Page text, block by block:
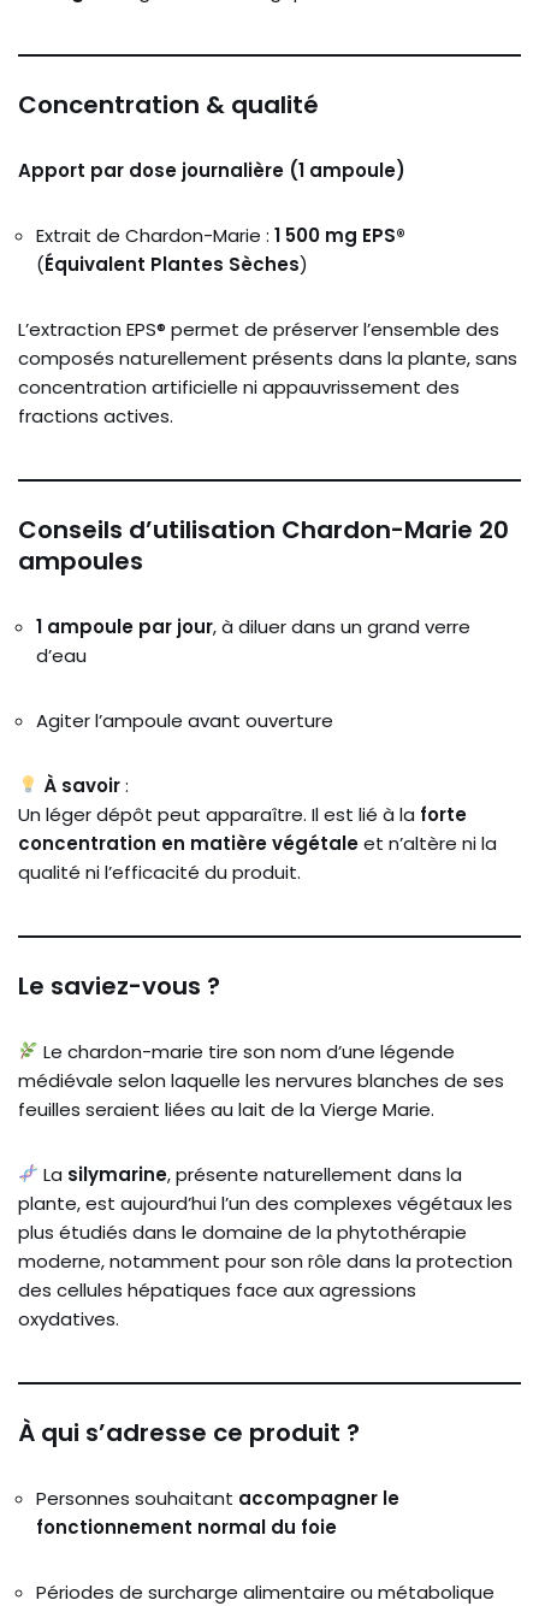
Concentration & qualité
Apport par dose journalière (1 ampoule)
Extrait de Chardon-Marie : 1 500 mg EPS®
(Équivalent Plantes Sèches)
L’extraction EPS® permet de préserver l’ensemble des
composés naturellement présents dans la plante, sans
concentration artificielle ni appauvrissement des
fractions actives.
Conseils d’utilisation Chardon-Marie 20
ampoules
1 ampoule par jour, à diluer dans un grand verre
d’eau
Agiter l’ampoule avant ouverture
À savoir:
Un léger dépôt peut apparaître. Il est lié à la forte
concentration en matière végétaleet n’altère ni la
qualité ni l’efficacité du produit.
Le saviez-vous ?
Le chardon-marie tire son nom d’une légende
médiévale selon laquelle les nervures blanches de ses
feuilles seraient liées au lait de la Vierge Marie.
La silymarine, présente naturellement dans la
plante, est aujourd’hui l’un des complexes végétaux les
plus étudiés dans le domaine de la phytothérapie
moderne, notamment pour son rôle dans la protection
des cellules hépatiques face aux agressions
oxydatives.
À qui s’adresse ce produit ?
Personnes souhaitant accompagner le
fonctionnement normal du foie
Périodes de surcharge alimentaire ou métabolique